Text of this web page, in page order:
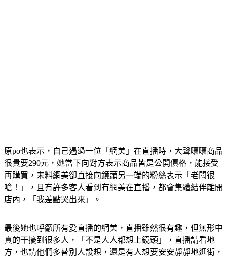
原po也表示，自己遇過一位「網美」在直播時，大聲嚷嚷商品
很貴要290元，她當下向對方表示商品皆是公開價格，能接受
再購買，未料網美卻直接向鏡頭另一端的粉絲表示「老闆很
嗆！」，且有許多客人看到有網美在直播，都會集體結伴離開
店內，「我差點哭出來」。
最後她也呼籲所有愛直播的網美，直播雖然很有趣，但無形中
真的干擾到很多人，「不是人人都想上鏡頭」，直播請看地
方，也請他們多替別人設想，還是有人想要安安靜靜地逛街，